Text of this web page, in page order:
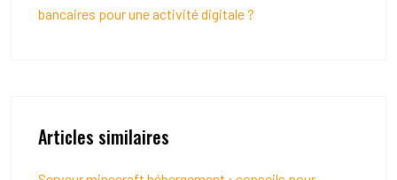
bancaires pour une activité digitale ?
Articles similaires